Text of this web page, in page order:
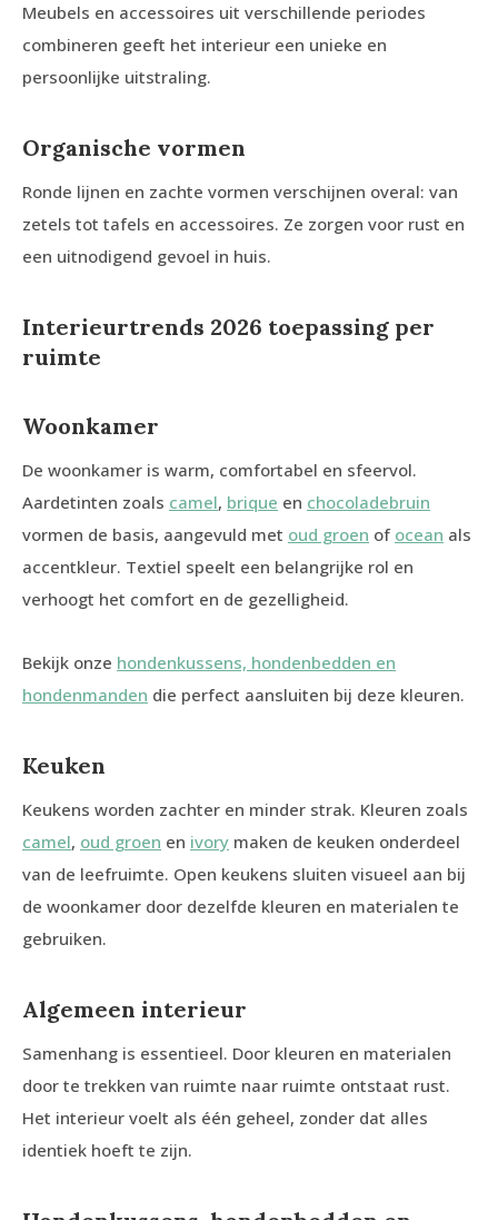
Meubels en accessoires uit verschillende periodes
combineren geeft het interieur een unieke en
persoonlijke uitstraling.
Organische vormen
Ronde lijnen en zachte vormen verschijnen overal: van
zetels tot tafels en accessoires. Ze zorgen voor rust en
een uitnodigend gevoel in huis.
Interieurtrends 2026 toepassing per
ruimte
Woonkamer
De woonkamer is warm, comfortabel en sfeervol.
Aardetinten zoals camel, brique en chocoladebruin
vormen de basis, aangevuld met oud groen of ocean als
accentkleur. Textiel speelt een belangrijke rol en
verhoogt het comfort en de gezelligheid.
Bekijk onze hondenkussens, hondenbedden en
hondenmanden die perfect aansluiten bij deze kleuren.
Keuken
Keukens worden zachter en minder strak. Kleuren zoals
camel, oud groen en ivory maken de keuken onderdeel
van de leefruimte. Open keukens sluiten visueel aan bij
de woonkamer door dezelfde kleuren en materialen te
gebruiken.
Algemeen interieur
Samenhang is essentieel. Door kleuren en materialen
door te trekken van ruimte naar ruimte ontstaat rust.
Het interieur voelt als één geheel, zonder dat alles
identiek hoeft te zijn.